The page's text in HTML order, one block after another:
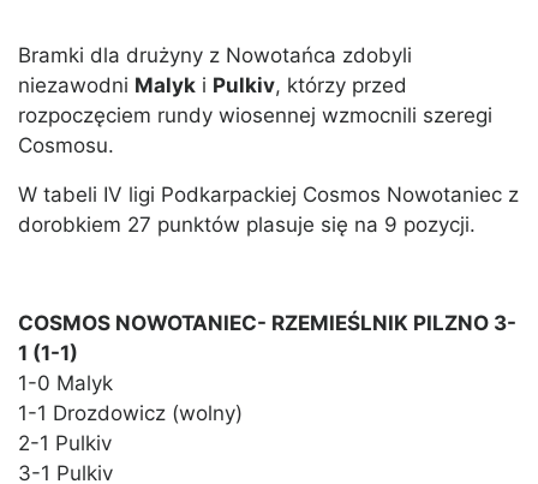
Bramki dla drużyny z Nowotańca zdobyli
niezawodni Malyk i Pulkiv, którzy przed
rozpoczęciem rundy wiosennej wzmocnili szeregi
Cosmosu.
W tabeli IV ligi Podkarpackiej Cosmos Nowotaniec z
dorobkiem 27 punktów plasuje się na 9 pozycji.
COSMOS NOWOTANIEC- RZEMIEŚLNIK PILZNO 3-
1 (1-1)
1-0 Malyk
1-1 Drozdowicz (wolny)
2-1 Pulkiv
3-1 Pulkiv